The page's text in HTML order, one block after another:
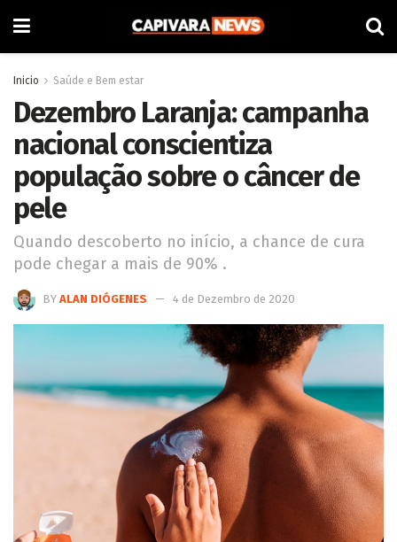
Inicio Saúde e Bem estar
Dezembro Laranja: campanha
nacional conscientiza
população sobre o câncer de
pele
Quando descoberto no início, a chance de cura
pode chegar a mais de 90% .
BY ALAN DIÓGENES 4 de Dezembro de 2020